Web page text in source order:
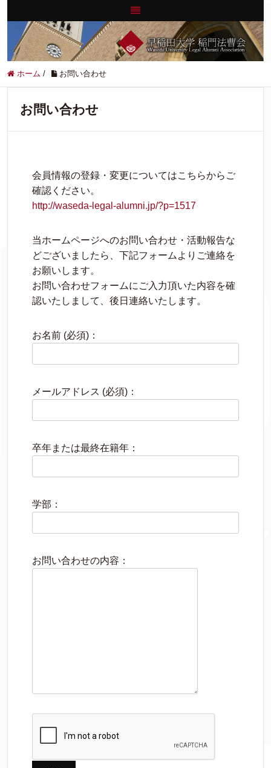
ホーム / お問い合わせ
お問い合わせ
会員情報の登録・変更についてはこちらからご
確認ください。
http://waseda-legal-alumni.jp/?p=1517
当ホームページへのお問い合わせ・活動報告な
どございましたら、下記フォームよりご連絡を
お願いします。
お問い合わせフォームにご入力頂いた内容を確
認いたしまして、後日連絡いたします。
お名前 (必須)：
メールアドレス (必須)：
卒年または最終在籍年：
学部：
お問い合わせの内容：